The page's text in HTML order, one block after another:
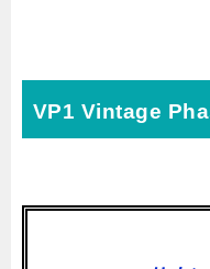
VP1 Vintage